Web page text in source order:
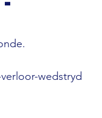
wedstryd